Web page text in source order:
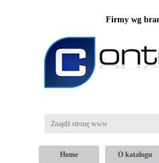
Firmy wg
Home O katalogu